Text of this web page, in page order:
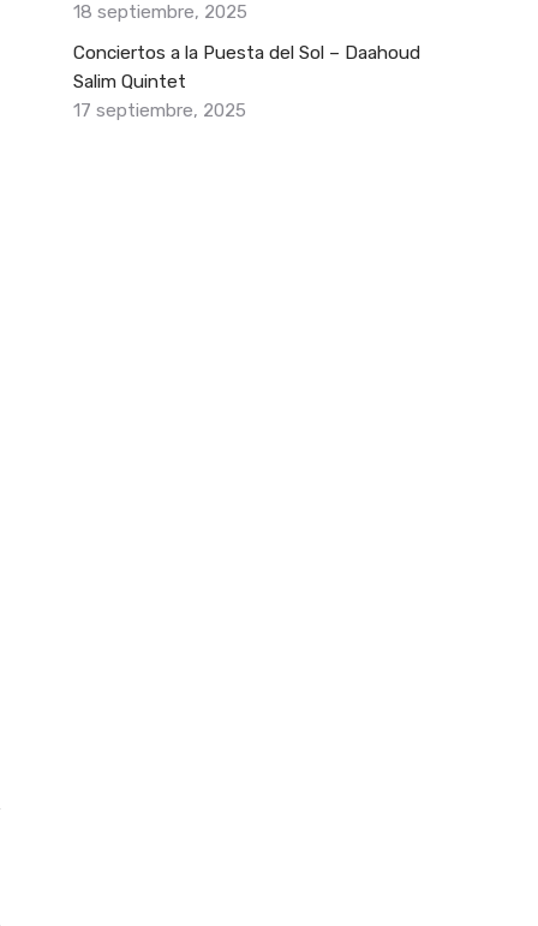
18 septiembre, 2025
Conciertos a la Puesta del Sol – Daahoud
Salim Quintet
17 septiembre, 2025